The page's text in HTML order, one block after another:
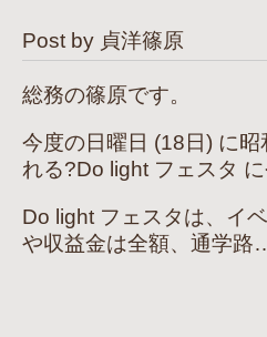
Post by 貞洋篠原
総務の篠原です。
今度の日曜日 (18日) に昭
れる?Do light フェスタ に
Do light フェスタは、イ
や収益金は全額、通学路